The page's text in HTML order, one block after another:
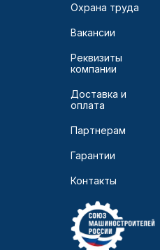
Охрана труда
Вакансии
Реквизиты
компании
Доставка и
оплата
Партнерам
Гарантии
Контакты